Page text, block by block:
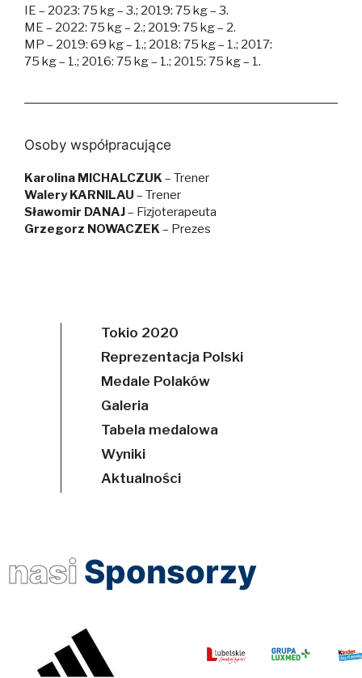
IE – 2023: 75 kg – 3.; 2019: 75 kg – 3.
ME – 2022: 75 kg – 2.; 2019: 75 kg – 2.
MP – 2019: 69 kg – 1.; 2018: 75 kg – 1.; 2017:
75 kg – 1.; 2016: 75 kg – 1.; 2015: 75 kg – 1.
Osoby współpracujące
Karolina MICHALCZUK – Trener
Walery KARNILAU – Trener
Sławomir DANAJ– Fizjoterapeuta
Grzegorz NOWACZEK – Prezes
Tokio 2020
Reprezentacja Polski
Medale Polaków
Galeria
Tabela medalowa
Wyniki
Aktualności
nasi Sponsorzy